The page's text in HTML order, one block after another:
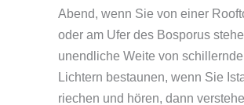
Abend, wenn Sie von einer
oder am Ufer des Bosporus
unendliche Weite von
Lichtern bestaunen, wenn Sie
riechen und hören, dann